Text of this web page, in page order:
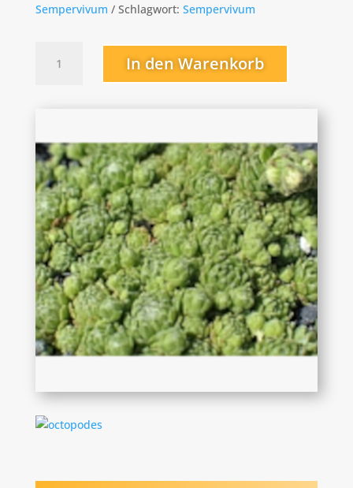
Sempervivum
Schlagwort: Sempervivum
Menge
In den Warenkorb